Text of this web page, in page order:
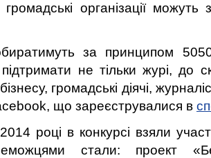
громадські організації
за принципом
не тільки журі, до
громадські діячі,
що зареєструвалися в
році в конкурсі взяли
стали: проект